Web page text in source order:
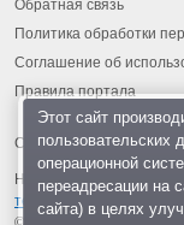
Обратная связь
Политика обработки
Соглашение об
Правила портала
На информационном
технологии
Этот сайт
пользовательских
операционной
переадресации на
сайта) в целях